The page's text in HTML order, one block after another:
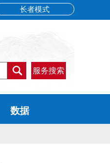
长者模式
服务搜索
数据